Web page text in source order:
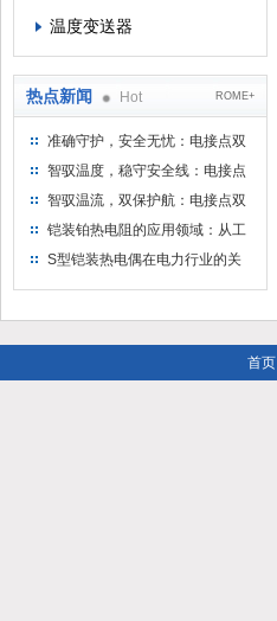
温度变送器
热点新闻 Hot ROME+
准确守护，安全无忧：电接点双
金属温度计——测温新选择
智驭温度，稳守安全线：电接点
双金属温度计的创新守护
智驭温流，双保护航：电接点双
金属温度计在工业领域的革新应
铠装铂热电阻的应用领域：从工
业到科研，无所不在的温度测量
S型铠装热电偶在电力行业的关
首页